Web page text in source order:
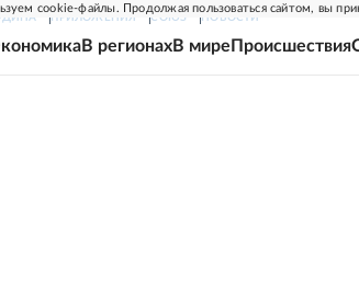
cookie-файлы. Продолжая пользоваться сайтом, вы
ПРИЛОЖЕНИЯ СОЮЗ НОВОСТИ
В регионахВ мире Происшествия